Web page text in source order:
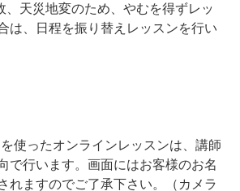
天災地変のため、やむを得ずレッ
は、日程を振り替えレッスンを行い
使ったオンラインレッスンは、講師
で行います。画面にはお客様のお名
れますのでご了承下さい。（カメラ